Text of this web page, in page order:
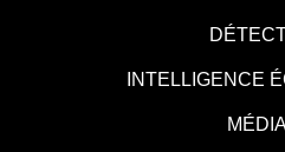
INTELLIGENCE